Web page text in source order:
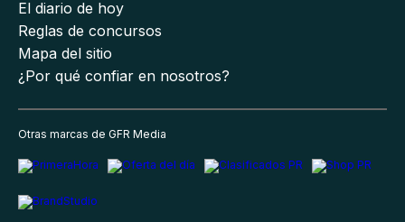
El diario de hoy
Reglas de concursos
Mapa del sitio
¿Por qué confiar en nosotros?
Otras marcas de GFR Media